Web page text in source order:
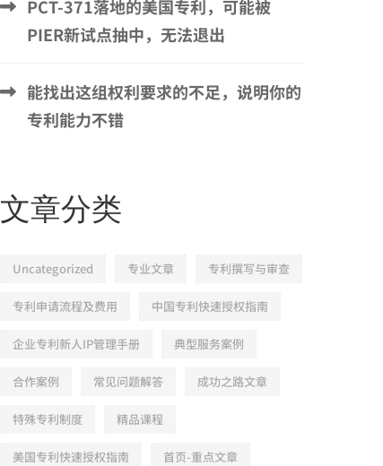
PCT-371落地的美国专利，可能被
PIER新试点抽中，无法退出
能找出这组权利要求的不足，说明你的
专利能力不错
文章分类
Uncategorized 专业文章 专利撰写与审查
专利申请流程及费用 中国专利快速授权指南
企业专利新人IP管理手册 典型服务案例
合作案例 常见问题解答 成功之路文章
特殊专利制度 精品课程
美国专利快速授权指南 首页-重点文章